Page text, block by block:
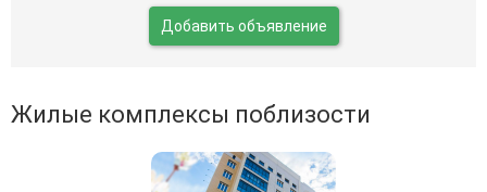
Добавить объявление
Жилые комплексы поблизости